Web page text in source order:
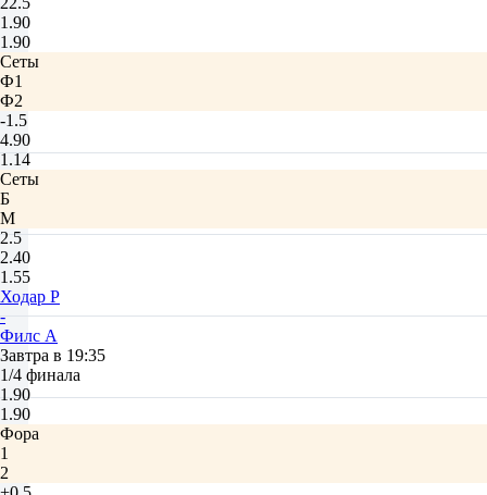
1.90
1.90
Сеты
Ф1
Ф2
-1.5
4.90
1.14
Сеты
Б
М
2.5
2.40
1.55
Ходар Р
-
Филс А
Завтра в 19:35
1/4 финала
1.90
1.90
Фора
1
2